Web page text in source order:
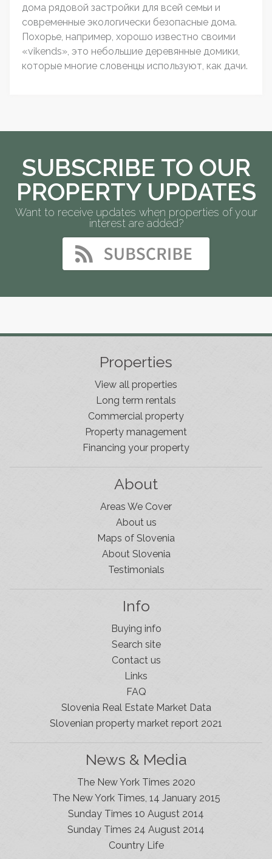
дома рядовой застройки для всей семьи и
современные экологически безопасные дома.
Похорье, например, хорошо известно своими
«vikends», это небольшие деревянные домики,
которые многие словенцы используют, как дачи.
SUBSCRIBE TO OUR
PROPERTY UPDATES
Want to receive updates when properties of your
interest are added?
Properties
View all properties
Long term rentals
Commercial property
Property management
Financing your property
About
Areas We Cover
About us
Maps of Slovenia
About Slovenia
Testimonials
Info
Buying info
Search site
Contact us
Links
FAQ
Slovenia Real Estate Market Data
Slovenian property market report 2021
News & Media
The New York Times 2020
The New York Times, 14 January 2015
Sunday Times 10 August 2014
Sunday Times 24 August 2014
Country Life
Slovenia Estates Comes To Kobarid
We’ve opened a new Slovenia Estates office in Kobarid,
in the Soča Valley. This beautiful area has long been
to be able to based in Kobarid so we can better meet
Slovenia.
Soca Interest
Interest in the Soca region of Slovenia has reached the
highest level in two years. People have always loved
this area for Slovenia real estate for its beauty but it